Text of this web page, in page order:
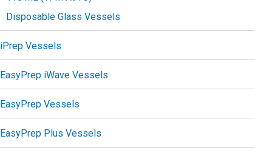
Disposable Glass Vessels
iPrep Vessels
EasyPrep iWave Vessels
EasyPrep Vessels
EasyPrep Plus Vessels